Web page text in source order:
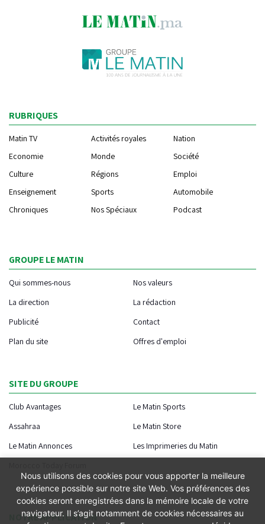
RUBRIQUES
Matin TV Activités royales
Nation
Economie
Monde
Société
Culture
Régions
Emploi
Enseignement
Sports
Automobile
Chroniques
Nos Spéciaux Podcast
GROUPE LE MATIN
Qui sommes-nous
Nos valeurs
La direction
La rédaction
Publicité
Contact
Plan du site
Offres d'emploi
SITE DU GROUPE
Club Avantages
Le Matin Sports
Assahraa
Le Matin Store
Le Matin Annonces
Les Imprimeries du Matin
NOTRE APPLICATION
Nous utilisons des cookies pour vous apporter la meilleure
expérience possible sur notre site Web. Vos préférences des
cookies seront enregistrées dans la mémoire locale de votre
navigateur. Il s’agit notamment de cookies nécessaires au